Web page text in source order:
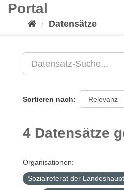
Portal
Datensätze
Sortieren nach
4 Datensätze
Organisationen:
Sozialreferat der